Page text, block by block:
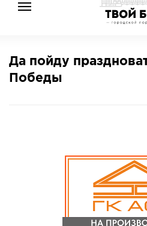
НОВОСТИ
СПРАВОЧНИК
СПРАВКА
КОНКУРСЫ
СТАТЬИ
Да пойду
Победы